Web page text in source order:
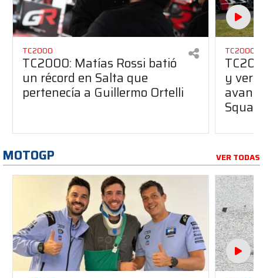
TC2000
TC2000: Matías Rossi batió
un récord en Salta que
pertenecía a Guillermo Ortelli
TC2000
y ver
MOTOGP VER TODAS